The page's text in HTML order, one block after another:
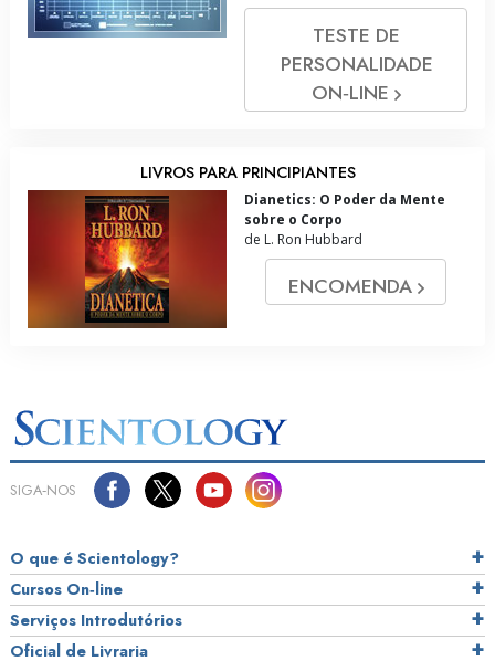
TESTE DE
PERSONALIDADE
ON‑LINE
LIVROS PARA PRINCIPIANTES
Dianetics: O Poder da Mente
sobre o Corpo
de L. Ron Hubbard
ENCOMENDA
SIGA‑NOS
O que é Scientology?
Cursos On‑line
Serviços Introdutórios
Oficial de Livraria